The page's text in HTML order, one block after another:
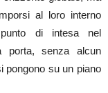
al loro interno
di intesa nel
porta, senza alcun
pongono su un piano